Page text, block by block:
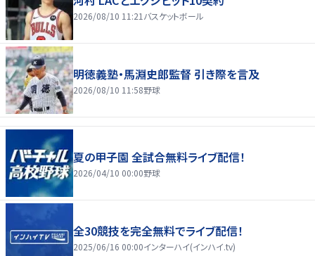
2026/08/10 11:21 バスケットボール
明徳義塾・馬淵史郎監督 引き際を言及
2026/08/10 11:58野球
夏の甲子園 全試合無料ライブ配信！
2026/04/10 00:00野球
全30競技を完全無料でライブ配信！
2025/06/16 00:00インターハイ(インハイ.tv)